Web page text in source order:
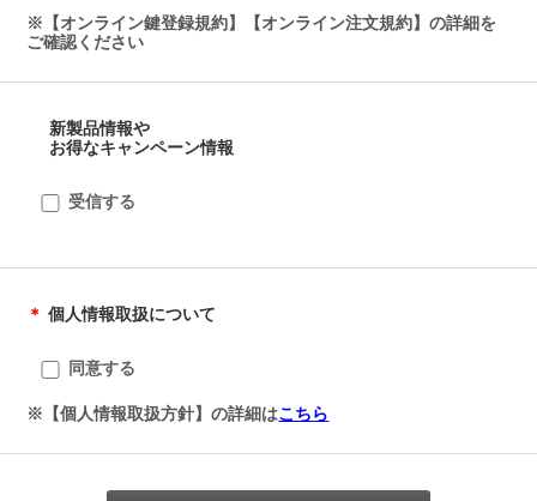
建物名
- -
第4条 利用料金
後、本サービスの一部あるいは全部を有料とする場合には、本
第5条 広告の掲載
容を変更もしくは終了することができるものとします。
は、所有者からの承諾を得ることなく、本サービスの提供を一
猶予期間をもって、本規約第15条に基づく通知を行うものとし
ただし、緊急の場合は、この限りではないものとします。
意味します。
第2条（契約の成立）
るのは、本サイトにて「注文を確認する」ボタンを押されたと
きとなります。
第3条（決済方法・引渡方法）
1.商品購入代金の支払方法は、代金引換郵便がご利用いただけ
1.領収書が必要なお客様は、お問い合わせ窓口にご連絡くださ
第5条（販売価格）
格であり、変更される場合がございます。
※【オンライン鍵登録規約】【オンライン注文規約】の詳細を
ご確認ください
新製品情報や
お得なキャンペーン情報
受信する
＊ 個人情報取扱について
同意する
※【個人情報取扱方針】の詳細はこちら